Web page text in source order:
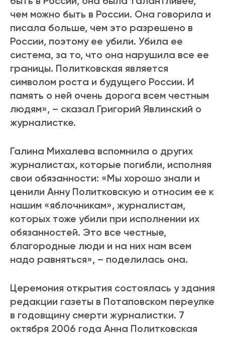
чем можно быть в России. Она говорила и
писала больше, чем это разрешено в
России, поэтому ее убили. Убила ее
система, за то, что она нарушила все ее
границы. Политковская является
символом роста и будущего России. И
память о ней очень дорога всем честным
людям», – сказал Григорий Явлинский о
журналистке.
Галина Михалева вспомнила о других
журналистах, которые погибли, исполняя
свои обязанности: «Мы хорошо знали и
ценили Анну Политковскую и относим ее к
нашим «яблочникам», журналистам,
которых тоже убили при исполнении их
обязанностей. Это все честные,
благородные люди и на них нам всем
надо равняться», – поделилась она.
Церемония открытия состоялась у здания
редакции газеты в Потаповском переулке
в годовщину смерти журналистки. 7
октября 2006 года Анна Политковская